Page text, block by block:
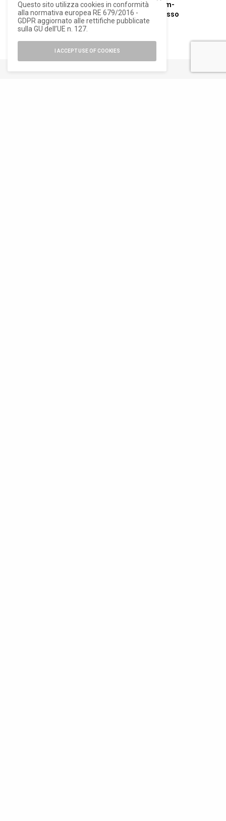
dell’edizione
dei 70 anni
Museum di
Milano
Museum-
Compasso
d’Oro
Questo sito utilizza cookies in conformità
alla normativa europea RE 679/2016 -
GDPR aggiornato alle rettifiche pubblicate
sulla GU dell’UE n. 127.
I ACCEPT USE OF COOKIES